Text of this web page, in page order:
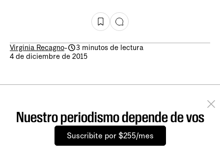
Virginia Recagno-
3 minutos de lectura
4 de diciembre de 2015
Nuestro periodismo depende de vos
Suscribite por $255/mes